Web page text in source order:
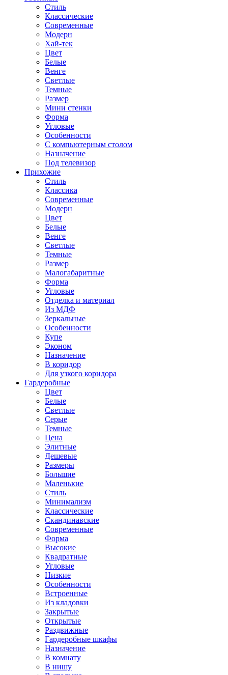
Стиль
Классические
Современные
Модерн
Хай-тек
Цвет
Белые
Венге
Светлые
Темные
Размер
Мини стенки
Форма
Угловые
Особенности
С компьютерным столом
Назначение
Под телевизор
Прихожие
Стиль
Классика
Современные
Модерн
Цвет
Белые
Венге
Светлые
Темные
Размер
Малогабаритные
Форма
Угловые
Отделка и материал
Из МДФ
Зеркальные
Особенности
Купе
Эконом
Назначение
В коридор
Для узкого коридора
Гардеробные
Цвет
Белые
Светлые
Серые
Темные
Цена
Элитные
Дешевые
Размеры
Большие
Маленькие
Стиль
Минимализм
Классические
Скандинавские
Современные
Форма
Высокие
Квадратные
Угловые
Низкие
Особенности
Встроенные
Из кладовки
Закрытые
Открытые
Раздвижные
Гардеробные шкафы
Назначение
В комнату
В нишу